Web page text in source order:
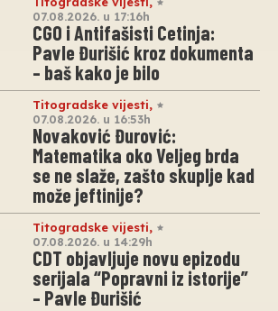
07.08.2026. u 17:16h
CGO i Antifašisti Cetinja:
Pavle Đurišić kroz dokumenta
– baš kako je bilo
Titogradske vijesti,
07.08.2026. u 16:53h
Novaković Đurović:
Matematika oko Veljeg brda
se ne slaže, zašto skuplje kad
može jeftinije?
Titogradske vijesti,
07.08.2026. u 14:29h
CDT objavljuje novu epizodu
serijala “Popravni iz istorije”
– Pavle Đurišić